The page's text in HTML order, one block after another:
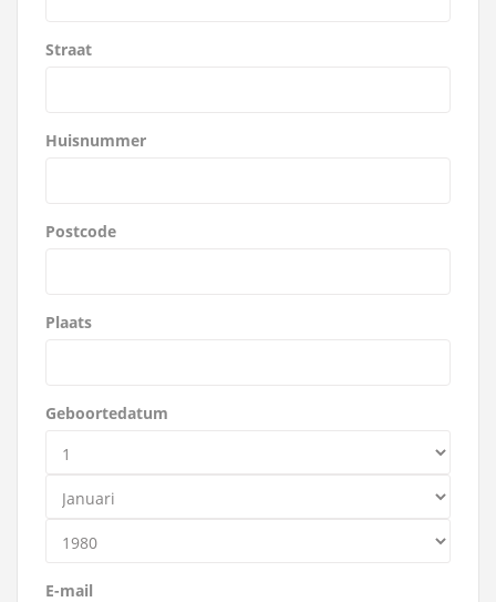
Straat
Huisnummer
Postcode
Plaats
Geboortedatum
E-mail